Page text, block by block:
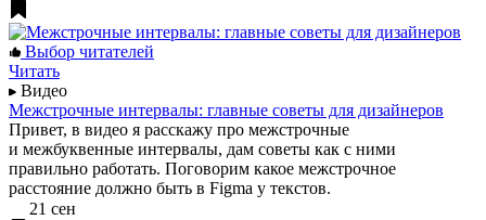
Выбор читателей
Читать
Видео
Межстрочные интервалы: главные советы для дизайнеров
Привет, в видео я расскажу про межстрочные
и межбуквенные интервалы, дам советы как с ними
правильно работать. Поговорим какое межстрочное
расстояние должно быть в Figma у текстов.
21 сен